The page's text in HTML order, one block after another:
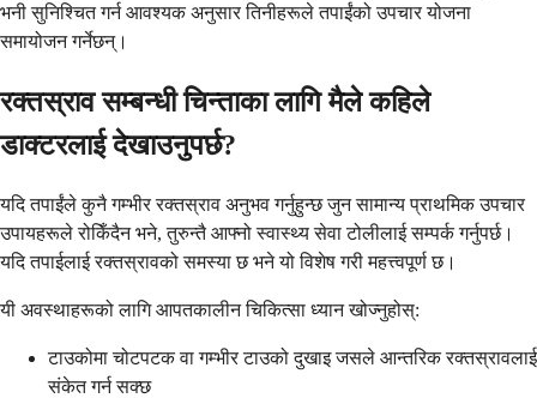
भनी सुनिश्चित गर्न आवश्यक अनुसार तिनीहरूले तपाईंको उपचार योजना
समायोजन गर्नेछन्।
रक्तस्राव सम्बन्धी चिन्ताका लागि मैले कहिले
डाक्टरलाई देखाउनुपर्छ?
यदि तपाईंले कुनै गम्भीर रक्तस्राव अनुभव गर्नुहुन्छ जुन सामान्य प्राथमिक उपचार
उपायहरूले रोकिँदैन भने, तुरुन्तै आफ्नो स्वास्थ्य सेवा टोलीलाई सम्पर्क गर्नुपर्छ।
यदि तपाईलाई रक्तस्रावको समस्या छ भने यो विशेष गरी महत्त्वपूर्ण छ।
यी अवस्थाहरूको लागि आपतकालीन चिकित्सा ध्यान खोज्नुहोस्:
टाउकोमा चोटपटक वा गम्भीर टाउको दुखाइ जसले आन्तरिक रक्तस्रावलाई
संकेत गर्न सक्छ